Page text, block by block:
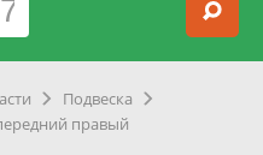
Подвеска
правый